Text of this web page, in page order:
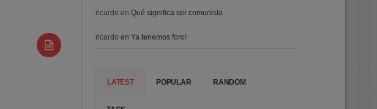
ricardo enQué significa ser comunista
ricardo enYa tenemos foro!
LATEST POPULAR RANDOM